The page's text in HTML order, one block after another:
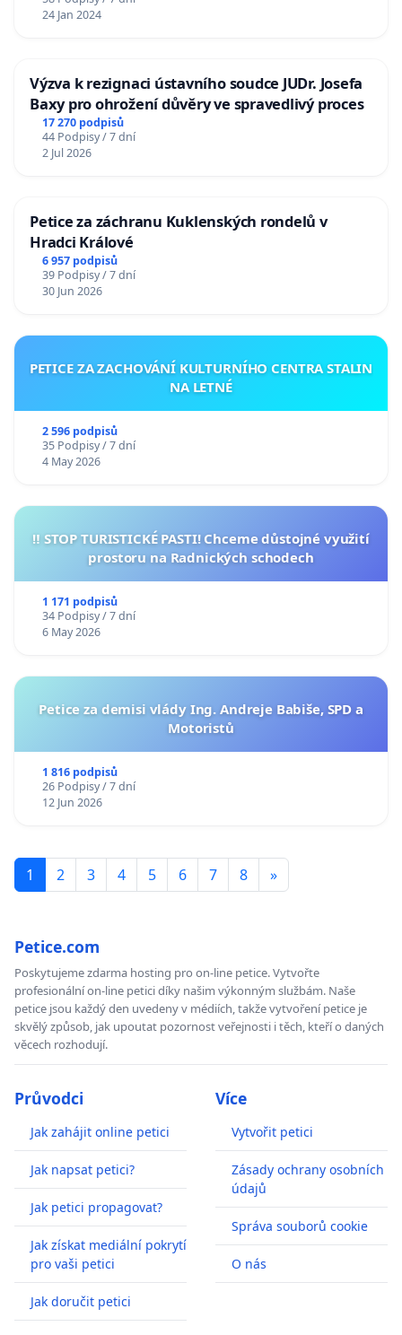
24 Jan 2024
Výzva k rezignaci ústavního soudce JUDr. Josefa
Baxy pro ohrožení důvěry ve spravedlivý proces
17 270 podpisů
44 Podpisy / 7 dní
2 Jul 2026
Petice za záchranu Kuklenských rondelů v
Hradci Králové
6 957 podpisů
39 Podpisy / 7 dní
30 Jun 2026
PETICE ZA ZACHOVÁNÍ KULTURNÍHO CENTRA STALIN
NA LETNÉ
2 596 podpisů
35 Podpisy / 7 dní
4 May 2026
‼️ STOP TURISTICKÉ PASTI! Chceme důstojné využití
prostoru na Radnických schodech
1 171 podpisů
34 Podpisy / 7 dní
6 May 2026
Petice za demisi vlády Ing. Andreje Babiše, SPD a
Motoristů
1 816 podpisů
26 Podpisy / 7 dní
12 Jun 2026
1 2 3 4 5 6 7 8 »
Petice.com
Poskytujeme zdarma hosting pro on-line petice. Vytvořte
profesionální on-line petici díky našim výkonným službám. Naše
petice jsou každý den uvedeny v médiích, takže vytvoření petice je
skvělý způsob, jak upoutat pozornost veřejnosti i těch, kteří o daných
věcech rozhodují.
Průvodci
Jak zahájit online petici
Jak napsat petici?
Jak petici propagovat?
Jak získat mediální pokrytí
pro vaši petici
Jak doručit petici
Více
Vytvořit petici
Zásady ochrany osobních
údajů
Správa souborů cookie
O nás